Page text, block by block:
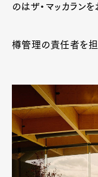
のはザ・マッカランを
樽管理の責任者を担